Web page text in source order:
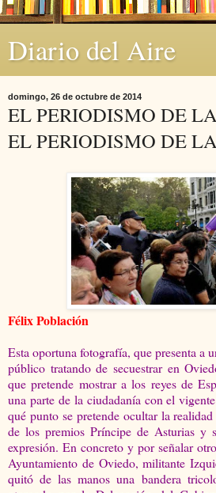
Diario del Aire
domingo, 26 de octubre de 2014
EL PERIODISMO DE
EL PERIODISMO DE
Félix Población
Esta oportuna fotografía, que presenta a
público tratando de secuestrar en
que pretende mostrar a los reyes de
una parte de la ciudadanía con el
qué punto se pretende ocultar la
de los premios Príncipe de Asturias y
expresión. En concreto y por señalar
Ayuntamiento de Oviedo, militante
quitó de las manos una bandera